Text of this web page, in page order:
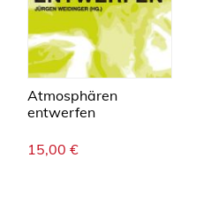
Atmosphären
entwerfen
15,00 €